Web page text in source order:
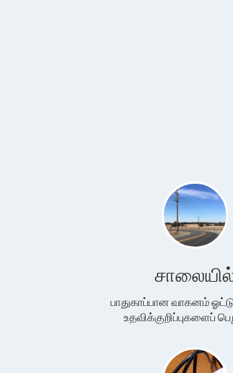
பாதுகாப்பான வாகனம்
உதவிக்குறிப்புகளைப்